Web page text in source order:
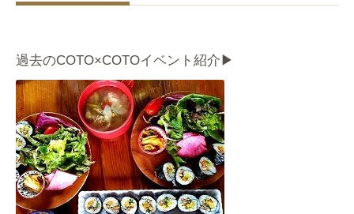
過去のCOTO×COTOイベント紹介▶